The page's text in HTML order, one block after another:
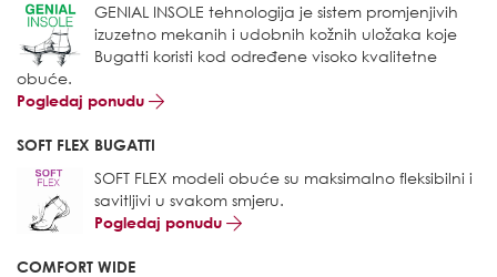
GENIAL INSOLE tehnologija je sistem promjenjivih
izuzetno mekanih i udobnih kožnih uložaka koje
Bugatti koristi kod određene visoko kvalitetne
obuće.
Pogledaj ponudu
SOFT FLEX BUGATTI
SOFT FLEX modeli obuće su maksimalno fleksibilni i
savitljivi u svakom smjeru.
Pogledaj ponudu
COMFORT WIDE